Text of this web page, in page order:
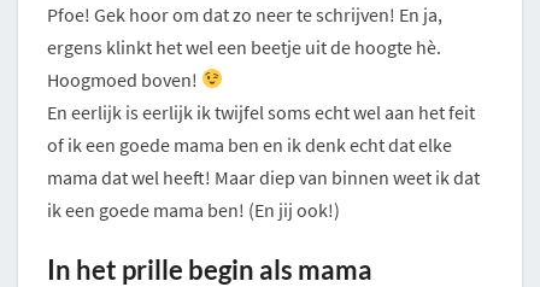
Pfoe! Gek hoor om dat zo neer te schrijven! En ja,
ergens klinkt het wel een beetje uit de hoogte hè.
Hoogmoed boven!
En eerlijk is eerlijk ik twijfel soms echt wel aan het feit
of ik een goede mama ben en ik denk echt dat elke
mama dat wel heeft! Maar diep van binnen weet ik dat
ik een goede mama ben! (En jij ook!)
In het prille begin als mama